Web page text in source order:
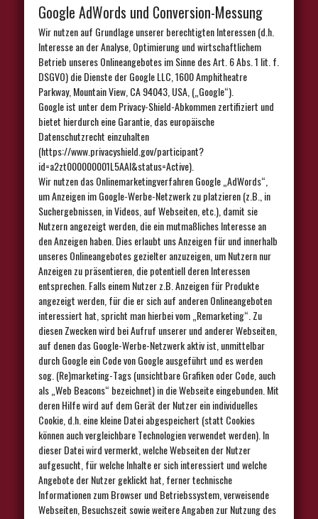
Google AdWords und Conversion-Messung
Wir nutzen auf Grundlage unserer berechtigten Interessen (d.h.
Interesse an der Analyse, Optimierung und wirtschaftlichem
Betrieb unseres Onlineangebotes im Sinne des Art. 6 Abs. 1 lit. f.
DSGVO) die Dienste der Google LLC, 1600 Amphitheatre
Parkway, Mountain View, CA 94043, USA, („Google“).
Google ist unter dem Privacy-Shield-Abkommen zertifiziert und
bietet hierdurch eine Garantie, das europäische
Datenschutzrecht einzuhalten
(https://www.privacyshield.gov/participant?
id=a2zt000000001L5AAI&status=Active).
Wir nutzen das Onlinemarketingverfahren Google „AdWords“,
um Anzeigen im Google-Werbe-Netzwerk zu platzieren (z.B., in
Suchergebnissen, in Videos, auf Webseiten, etc.), damit sie
Nutzern angezeigt werden, die ein mutmaßliches Interesse an
den Anzeigen haben. Dies erlaubt uns Anzeigen für und innerhalb
unseres Onlineangebotes gezielter anzuzeigen, um Nutzern nur
Anzeigen zu präsentieren, die potentiell deren Interessen
entsprechen. Falls einem Nutzer z.B. Anzeigen für Produkte
angezeigt werden, für die er sich auf anderen Onlineangeboten
interessiert hat, spricht man hierbei vom „Remarketing“. Zu
diesen Zwecken wird bei Aufruf unserer und anderer Webseiten,
auf denen das Google-Werbe-Netzwerk aktiv ist, unmittelbar
durch Google ein Code von Google ausgeführt und es werden
sog. (Re)marketing-Tags (unsichtbare Grafiken oder Code, auch
als „Web Beacons“ bezeichnet) in die Webseite eingebunden. Mit
deren Hilfe wird auf dem Gerät der Nutzer ein individuelles
Cookie, d.h. eine kleine Datei abgespeichert (statt Cookies
können auch vergleichbare Technologien verwendet werden). In
dieser Datei wird vermerkt, welche Webseiten der Nutzer
aufgesucht, für welche Inhalte er sich interessiert und welche
Angebote der Nutzer geklickt hat, ferner technische
Informationen zum Browser und Betriebssystem, verweisende
Webseiten, Besuchszeit sowie weitere Angaben zur Nutzung des